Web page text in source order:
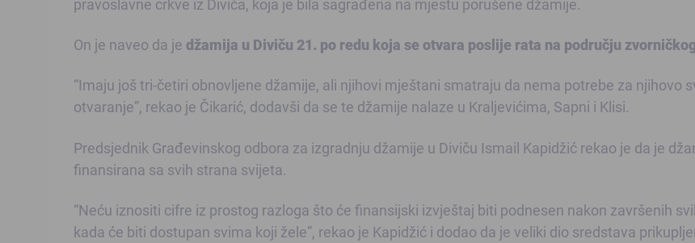
On je naveo da je džamija u Diviču 21. po redu koja se otvara poslije rata na području
“Imaju još tri-četiri obnovljene džamije, ali njihovi mještani smatraju da nema potrebe za njihovo
otvaranje”, rekao je Čikarić, dodavši da se te džamije nalaze u Kraljevićima, Sapni i Klisi.
Predsjednik Građevinskog odbora za izgradnju džamije u Diviču Ismail Kapidžić rekao je da je
finansirana sa svih strana svijeta.
“Neću iznositi cifre iz prostog razloga što će finansijski izvještaj biti podnesen nakon završenih
kada će biti dostupan svima koji žele”, rekao je Kapidžić i dodao da je veliki dio sredstava